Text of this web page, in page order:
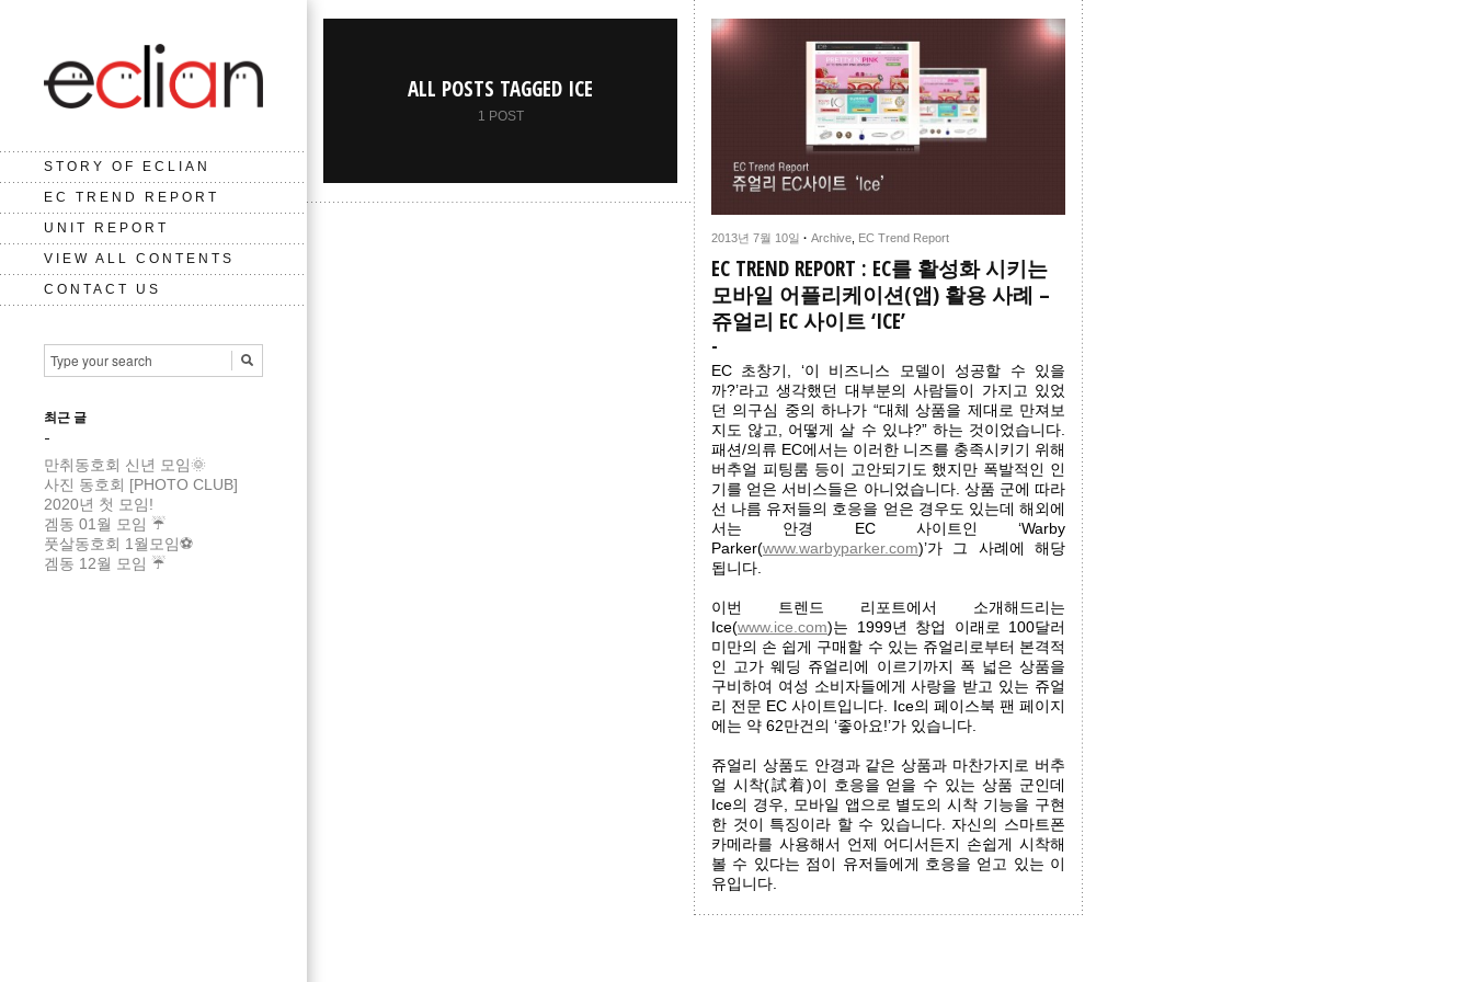
STORY OF ECLIAN
EC TREND REPORT
UNIT REPORT
VIEW ALL CONTENTS
CONTACT US
최근 글
만취동호회 신년 모임🌞
사진 동호회 [PHOTO CLUB]
2020년 첫 모임!
겜동 01월 모임 ☔
풋살동호회 1월모임⚽
겜동 12월 모임 ☔
ALL POSTS TAGGED ICE
1 POST
2013년 7월 10일 · Archive EC Trend Report
EC TREND REPORT : EC를 활성화 시키는
모바일 어플리케이션(앱) 활용 사례 –
쥬얼리 EC 사이트 ‘ICE’
EC 초창기, ‘이 비즈니스 모델이 성공할 수 있을
까?’라고 생각했던 대부분의 사람들이 가지고 있었
던 의구심 중의 하나가 “대체 상품을 제대로 만져보
지도 않고, 어떻게 살 수 있냐?” 하는 것이었습니다.
패션/의류 EC에서는 이러한 니즈를 충족시키기 위해
버추얼 피팅룸 등이 고안되기도 했지만 폭발적인 인
기를 얻은 서비스들은 아니었습니다. 상품 군에 따라
선 나름 유저들의 호응을 얻은 경우도 있는데 해외에
서는 안경 EC 사이트인 ‘Warby
Parker(www.warbyparker.com)’가 그 사례에 해당
됩니다.
이번 트렌드 리포트에서 소개해드리는
Ice(www.ice.com)는 1999년 창업 이래로 100달러
미만의 손 쉽게 구매할 수 있는 쥬얼리로부터 본격적
인 고가 웨딩 쥬얼리에 이르기까지 폭 넓은 상품을
구비하여 여성 소비자들에게 사랑을 받고 있는 쥬얼
리 전문 EC 사이트입니다. Ice의 페이스북 팬 페이지
에는 약 62만건의 ‘좋아요!’가 있습니다.
쥬얼리 상품도 안경과 같은 상품과 마찬가지로 버추
얼 시착(試着)이 호응을 얻을 수 있는 상품 군인데
Ice의 경우, 모바일 앱으로 별도의 시착 기능을 구현
한 것이 특징이라 할 수 있습니다. 자신의 스마트폰
카메라를 사용해서 언제 어디서든지 손쉽게 시착해
볼 수 있다는 점이 유저들에게 호응을 얻고 있는 이
유입니다.